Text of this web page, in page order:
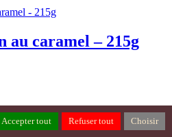
au caramel – 215g
Accepter tout Refuser tout Choisir